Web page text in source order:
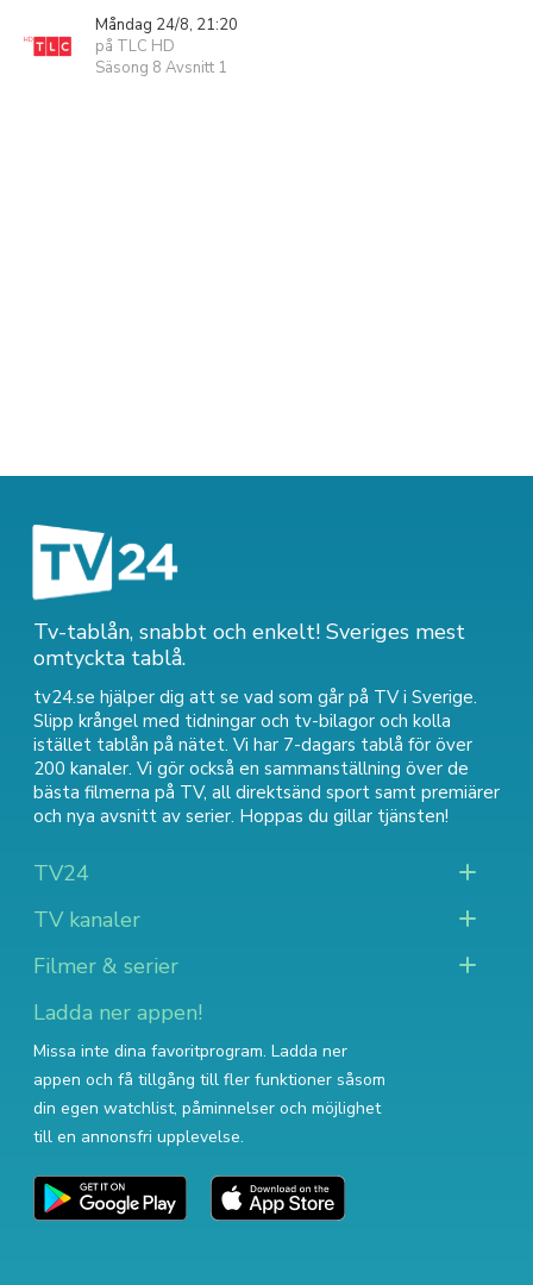
Måndag 24/8, 21:20
på TLC HD
Säsong 8 Avsnitt 1
Tv-tablån, snabbt och enkelt! Sveriges mest
omtyckta tablå.
tv24.se hjälper dig att se vad som går på TV i Sverige.
Slipp krångel med tidningar och tv-bilagor och kolla
istället tablån på nätet. Vi har 7-dagars tablå för över
200 kanaler. Vi gör också en sammanställning över de
bästa filmerna på TV, all direktsänd sport samt premiärer
och nya avsnitt av serier. Hoppas du gillar tjänsten!
TV24
TV kanaler
Filmer & serier
Ladda ner appen!
Missa inte dina favoritprogram. Ladda ner
appen och få tillgång till fler funktioner såsom
din egen watchlist, påminnelser och möjlighet
till en annonsfri upplevelse.